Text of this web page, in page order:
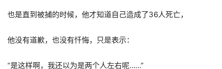
也是直到被捕的时候，他才知道自己造成了36人死亡，
他没有道歉，也没有忏悔，只是表示：
“是这样啊，我还以为是两个人左右呢……”